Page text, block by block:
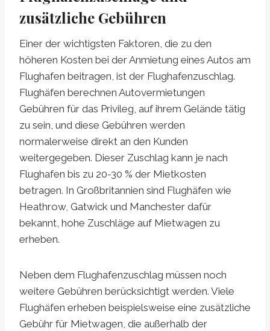
zusätzliche Gebühren
Einer der wichtigsten Faktoren, die zu den
höheren Kosten bei der Anmietung eines Autos am
Flughafen beitragen, ist der Flughafenzuschlag.
Flughäfen berechnen Autovermietungen
Gebühren für das Privileg, auf ihrem Gelände tätig
zu sein, und diese Gebühren werden
normalerweise direkt an den Kunden
weitergegeben. Dieser Zuschlag kann je nach
Flughafen bis zu 20-30 % der Mietkosten
betragen. In Großbritannien sind Flughäfen wie
Heathrow, Gatwick und Manchester dafür
bekannt, hohe Zuschläge auf Mietwagen zu
erheben.
Neben dem Flughafenzuschlag müssen noch
weitere Gebühren berücksichtigt werden. Viele
Flughäfen erheben beispielsweise eine zusätzliche
Gebühr für Mietwagen, die außerhalb der